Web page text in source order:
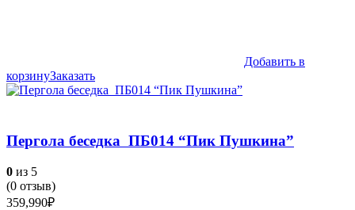
Добавить в
корзинуЗаказать
Пергола беседка ПБ014 “Пик Пушкина”
0 из 5
(0 отзыв)
359,990₽